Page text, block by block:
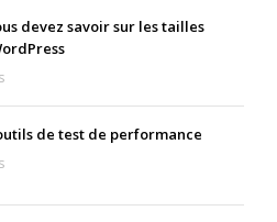
devez savoir sur les tailles
de test de performance